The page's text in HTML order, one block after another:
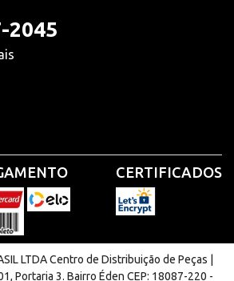
2045
CERTIFICADOS
LTDA Centro de Distribuição de Peças |
Portaria 3. Bairro Éden CEP: 18087-220 -